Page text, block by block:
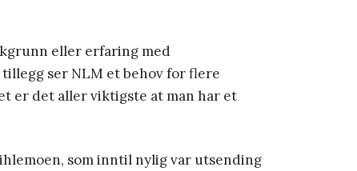
eller erfaring med
ser NLM et behov for flere
er det aller viktigste at man har et
som inntil nylig var utsending